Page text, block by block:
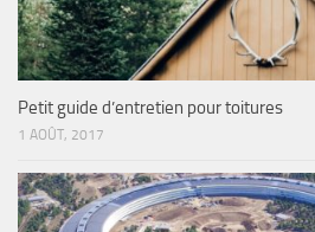
Petit guide d’entretien pour toitures
1 AOÛT, 2017